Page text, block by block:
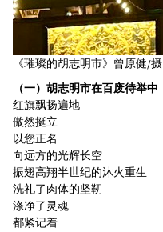
《璀璨的胡志明市》曾原健/摄
（一）胡志明市在百废待举中
红旗飘扬遍地
傲然挺立
以您正名
向远方的光辉长空
振翅高翔半世纪的沐火重生
洗礼了肉体的坚靭
涤净了灵魂
都紧记着